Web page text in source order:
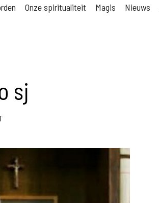
Onze spiritualiteit Magis Nieuws
sj